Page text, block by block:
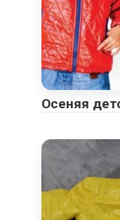
Осеняя